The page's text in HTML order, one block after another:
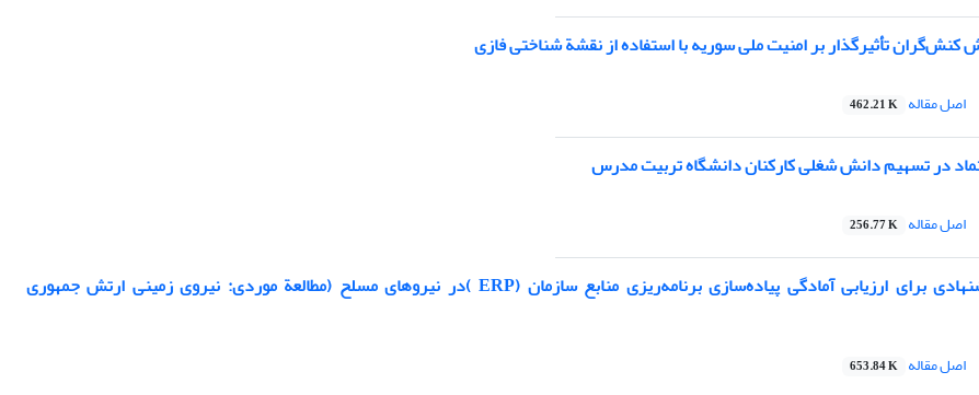
تأثیرگذار بر امنیت ملی سوریه با استفاده از نقشة شناختی فازی
اصل مقاله 462.21 K
در تسهیم دانش شغلی کارکنان دانشگاه تربیت مدرس
اصل مقاله 256.77 K
ارائة الگوی پیشنهادی برای ارزیابی آمادگی پیاده‌سازی برنامه‌ریزی منابع سازمان (ERP )در نیروهای مسلح (مطالعة موردی: نیروی زمینی ارتش جمهوری
اصل مقاله 653.84 K